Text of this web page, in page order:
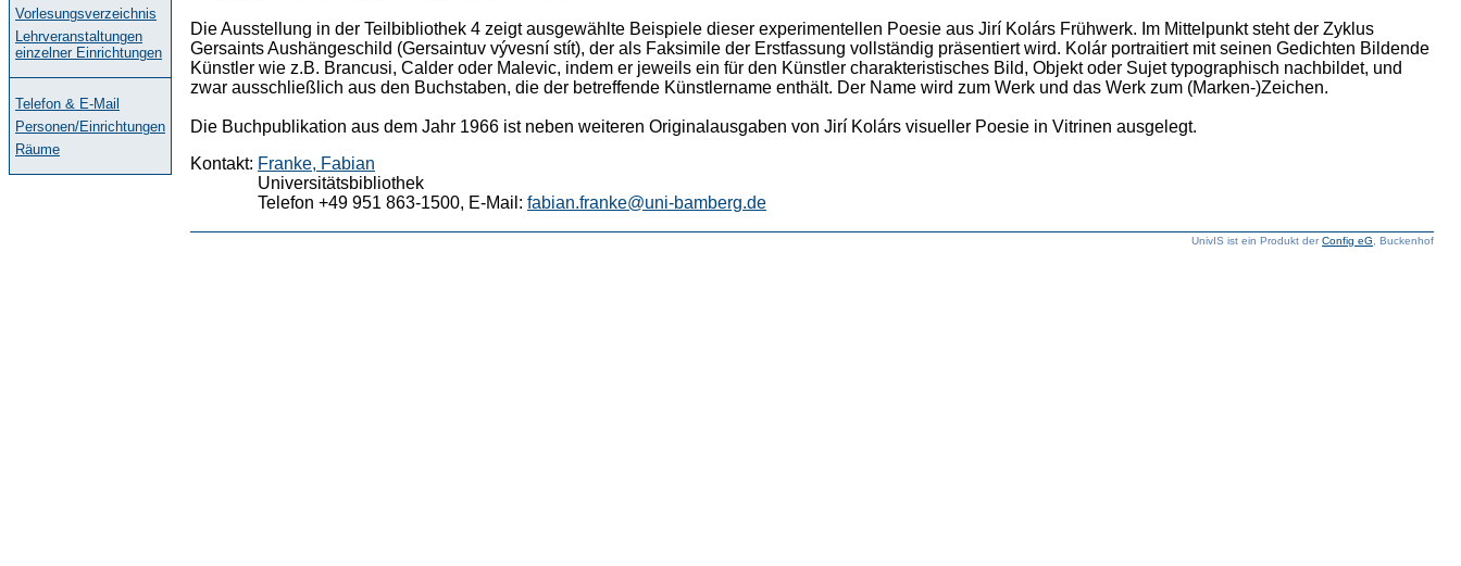
Vorlesungsverzeichnis
Lehrveranstaltungen
einzelner Einrichtungen
Telefon & E-Mail
Personen/Einrichtungen
Räume
Die Ausstellung in der Teilbibliothek 4 zeigt ausgewählte Beispiele dieser experimentellen Poesie aus Jirí Kolárs Frühwerk. Im Mittelpunkt steht der Zyklus
Gersaints Aushängeschild (Gersaintuv vývesní stít), der als Faksimile der Erstfassung vollständig präsentiert wird. Kolár portraitiert mit seinen Gedichten Bildende
Künstler wie z.B. Brancusi, Calder oder Malevic, indem er jeweils ein für den Künstler charakteristisches Bild, Objekt oder Sujet typographisch nachbildet, und
zwar ausschließlich aus den Buchstaben, die der betreffende Künstlername enthält. Der Name wird zum Werk und das Werk zum (Marken-)Zeichen.
Die Buchpublikation aus dem Jahr 1966 ist neben weiteren Originalausgaben von Jirí Kolárs visueller Poesie in Vitrinen ausgelegt.
Kontakt: Franke, Fabian
Universitätsbibliothek
Telefon +49 951 863-1500, E-Mail: fabian.franke@uni-bamberg.de
UnivIS ist ein Produkt derConfig eG , Buckenhof